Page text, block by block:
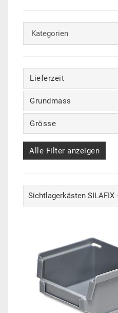
Kategorien
Lieferzeit
Grundmass
Grösse
Alle Filter anzeigen
Sichtlagerkästen SILAFIX